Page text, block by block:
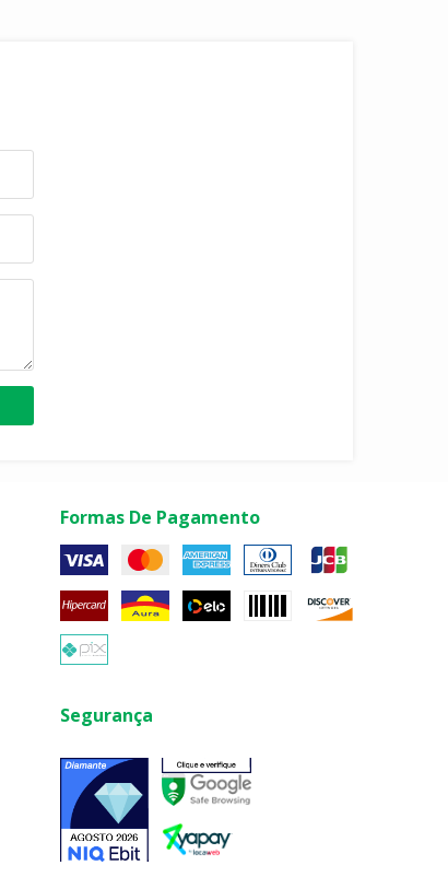
Formas De Pagamento
Segurança